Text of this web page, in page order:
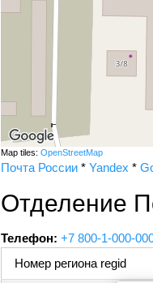
Map tiles: OpenStreetMap
Почта России * Yandex *
Отделение
Телефон: +7 800-1-000-
Номер региона regid